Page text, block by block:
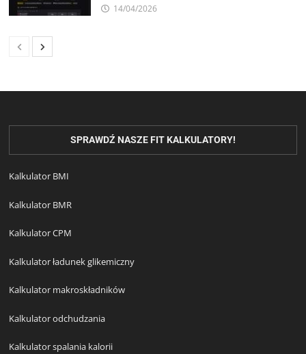
14/04/2026
SPRAWDŹ NASZE FIT KALKULATORY!
Kalkulator BMI
Kalkulator BMR
Kalkulator CPM
Kalkulator ładunek glikemiczny
Kalkulator makroskładników
Kalkulator odchudzania
Kalkulator spalania kalorii